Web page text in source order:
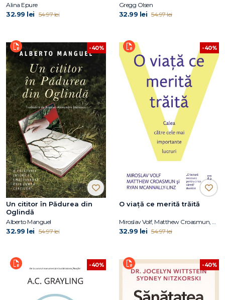
Alina Epure
32.99 lei 54.97 lei
Gregg Olsen
32.99 lei 54.97 lei
-40%
Un cititor în Pădurea din
Oglindă
Alberto Manguel
32.99 lei 54.97 lei
-40%
O viaţă ce merită trăită
Miroslav Volf, Matthew Croasmun, Ryan McAnnally-Linz
32.99 lei 54.97 lei
-40% -40%